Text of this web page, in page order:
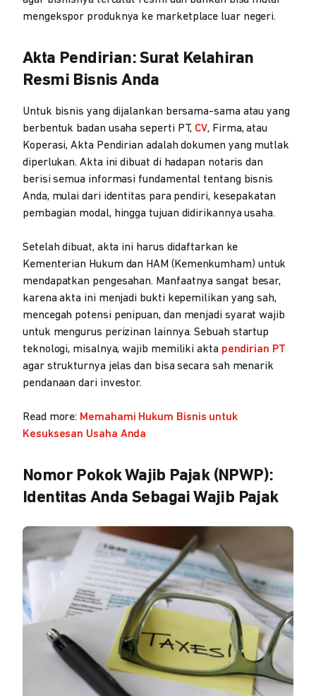
mengekspor produknya ke marketplace luar negeri.
Akta Pendirian: Surat Kelahiran
Resmi Bisnis Anda
Untuk bisnis yang dijalankan bersama-sama atau yang
berbentuk badan usaha seperti PT, CV, Firma, atau
Koperasi, Akta Pendirian adalah dokumen yang mutlak
diperlukan. Akta ini dibuat di hadapan notaris dan
berisi semua informasi fundamental tentang bisnis
Anda, mulai dari identitas para pendiri, kesepakatan
pembagian modal, hingga tujuan didirikannya usaha.
Setelah dibuat, akta ini harus didaftarkan ke
Kementerian Hukum dan HAM (Kemenkumham) untuk
mendapatkan pengesahan. Manfaatnya sangat besar,
karena akta ini menjadi bukti kepemilikan yang sah,
mencegah potensi penipuan, dan menjadi syarat wajib
untuk mengurus perizinan lainnya. Sebuah startup
teknologi, misalnya, wajib memiliki akta pendirian PT
agar strukturnya jelas dan bisa secara sah menarik
pendanaan dari investor.
Read more: Memahami Hukum Bisnis untuk
Kesuksesan Usaha Anda
Nomor Pokok Wajib Pajak (NPWP):
Identitas Anda Sebagai Wajib Pajak